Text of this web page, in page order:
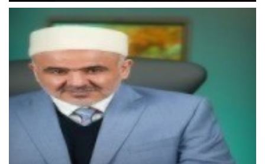
الثلاثاء 4 أغسطس 2026 12:56 م